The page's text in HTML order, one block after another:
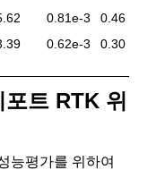
0.81e-3
0.46
0.62e-3 0.30
트 RTK 위
능평가를 위하여